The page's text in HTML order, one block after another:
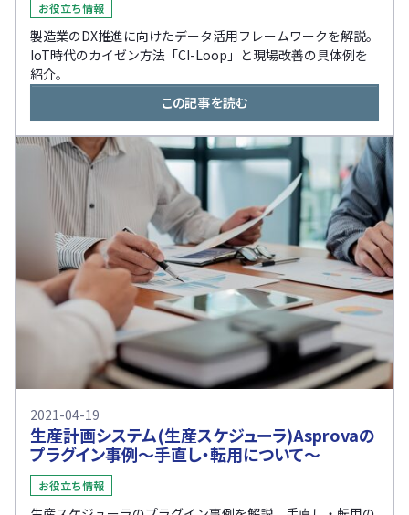
お役立ち情報
製造業のDX推進に向けたデータ活用フレームワークを解説。
IoT時代のカイゼン方法「CI-Loop」と現場改善の具体例を
紹介。
この記事を読む
2021-04-19
生産計画システム(生産スケジューラ)Asprovaの
プラグイン事例〜手直し・転用について〜
お役立ち情報